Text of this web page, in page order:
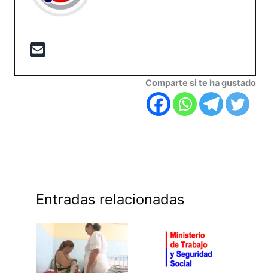
Comparte si te ha gustado
Entradas relacionadas